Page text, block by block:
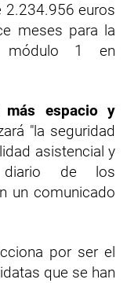
2.234.956 euros
meses para la
módulo 1 en
más espacio y
"la seguridad
asistencial y
de los
un comunicado
por ser el
que se han